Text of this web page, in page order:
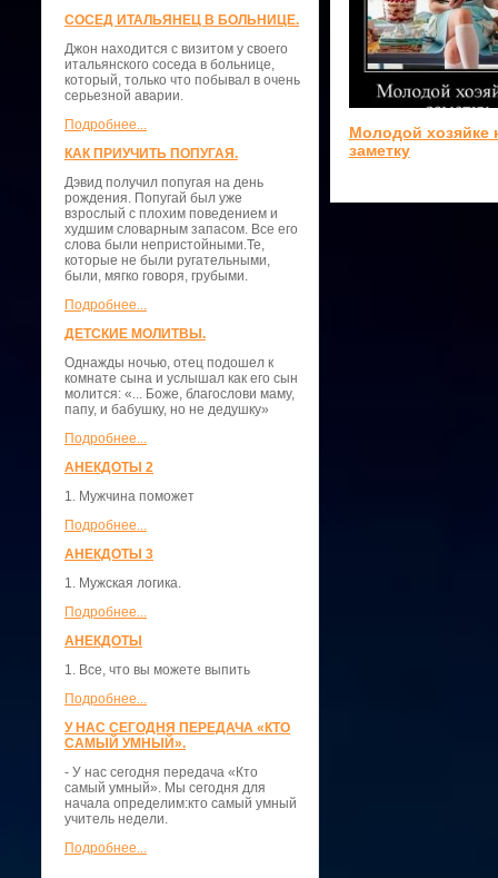
СОСЕД ИТАЛЬЯНЕЦ В БОЛЬНИЦЕ.
Джон находится с визитом у своего
итальянского соседа в больнице,
который, только что побывал в очень
серьезной аварии.
Подробнее...
КАК ПРИУЧИТЬ ПОПУГАЯ.
Дэвид получил попугая на день
рождения. Попугай был уже
взрослый с плохим поведением и
худшим словарным запасом. Все его
слова были непристойными.Те,
которые не были ругательными,
были, мягко говоря, грубыми.
Подробнее...
ДЕТСКИЕ МОЛИТВЫ.
Однажды ночью, отец подошел к
комнате сына и услышал как его сын
молится: «... Боже, благослови маму,
папу, и бабушку, но не дедушку»
Подробнее...
АНЕКДОТЫ 2
1. Мужчина поможет
Подробнее...
АНЕКДОТЫ 3
1. Мужская логика.
Подробнее...
АНЕКДОТЫ
1. Все, что вы можете выпить
Подробнее...
У НАС СЕГОДНЯ ПЕРЕДАЧА «КТО
САМЫЙ УМНЫЙ».
- У нас сегодня передача «Кто
самый умный». Мы сегодня для
начала определим:кто самый умный
учитель недели.
Подробнее...
Молодой хозяйке
заметку